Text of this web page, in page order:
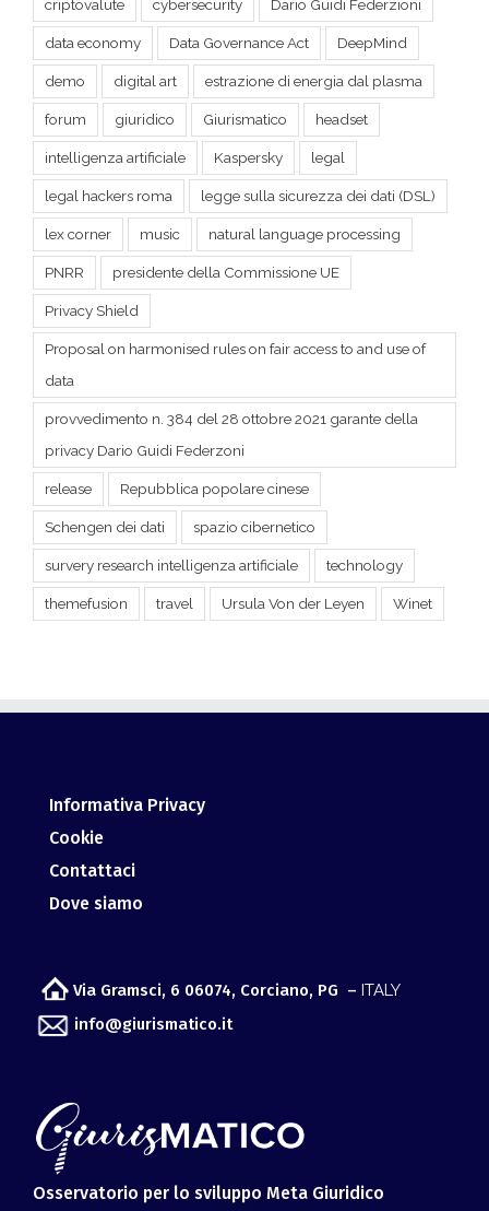
forum giuridico Giurismatico headset
intelligenza artificiale Kaspersky legal
legal hackers roma legge sulla sicurezza dei dati (DSL)
lex corner music natural language processing
PNRR presidente della Commissione UE
Privacy Shield
Proposal on harmonised rules on fair access to and use of
data
provvedimento n. 384 del 28 ottobre 2021 garante della
privacy Dario Guidi Federzoni
Repubblica popolare cinese
Schengen dei dati spazio cibernetico
survery research intelligenza artificiale
themefusion travel Ursula Von der Leyen
Via Gramsci, 6 06074, Corciano, PG –
Osservatorio per lo sviluppo Meta Giuridico